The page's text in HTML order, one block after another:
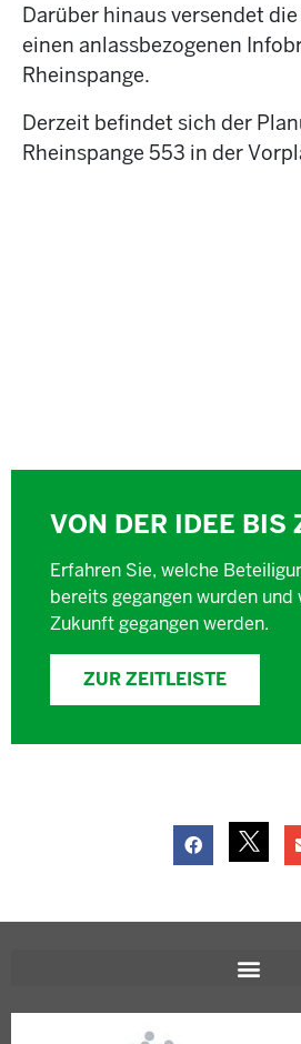
Darüber hinaus versendet
einen anlassbezogenen
Rheinspange.
Derzeit befindet sich der
Rheinspange 553 in der
VON DER IDEE BIS
Erfahren Sie, welche
bereits gegangen wurden
Zukunft gegangen werden.
ZUR ZEITLEISTE